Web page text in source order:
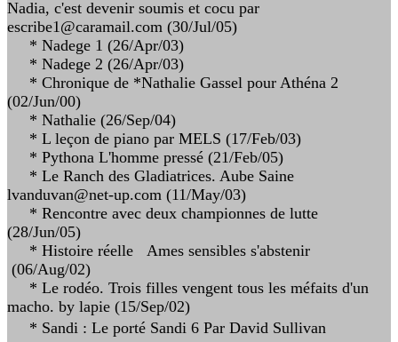
Nadia, c'est devenir soumis et cocu par
escribe1@caramail.com (30/Jul/05)
* Nadege 1 (26/Apr/03)
* Nadege 2 (26/Apr/03)
* Chronique de *Nathalie Gassel pour Athéna 2
(02/Jun/00)
* Nathalie (26/Sep/04)
* L leçon de piano par MELS (17/Feb/03)
* Pythona L'homme pressé (21/Feb/05)
* Le Ranch des Gladiatrices. Aube Saine
lvanduvan@net-up.com (11/May/03)
* Rencontre avec deux championnes de lutte
(28/Jun/05)
* Histoire réelle Ames sensibles s'abstenir
(06/Aug/02)
* Le rodéo. Trois filles vengent tous les méfaits d'un
macho. by lapie (15/Sep/02)
* Sandi : Le porté Sandi 6 Par David Sullivan